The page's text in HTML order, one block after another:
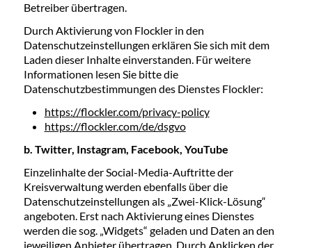
Betreiber übertragen.
Durch Aktivierung von Flockler in den
Datenschutzeinstellungen erklären Sie sich mit dem
Laden dieser Inhalte einverstanden. Für weitere
Informationen lesen Sie bitte die
Datenschutzbestimmungen des Dienstes Flockler:
https://flockler.com/privacy-policy
https://flockler.com/de/dsgvo
b. Twitter, Instagram, Facebook, YouTube
Einzelinhalte der Social-Media-Auftritte der
Kreisverwaltung werden ebenfalls über die
Datenschutzeinstellungen als „Zwei-Klick-Lösung“
angeboten. Erst nach Aktivierung eines Dienstes
werden die sog. „Widgets“ geladen und Daten an den
jeweiligen Anbieter übertragen. Durch Anklicken der